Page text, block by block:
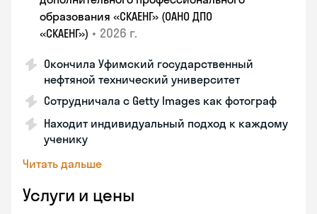
образования «СКАЕНГ» (ОАНО ДПО
«СКАЕНГ») • 2026 г.
Окончила Уфимский государственный
нефтяной технический университет
Сотрудничала с Getty Images как фотограф
Находит индивидуальный подход к каждому
ученику
Читать дальше
Услуги и цены